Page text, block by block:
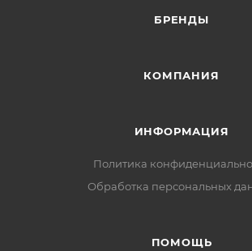
БРЕНДЫ
КОМПАНИЯ
ИНФОРМАЦИЯ
Политика
Обработка персональных
ПОМОЩЬ